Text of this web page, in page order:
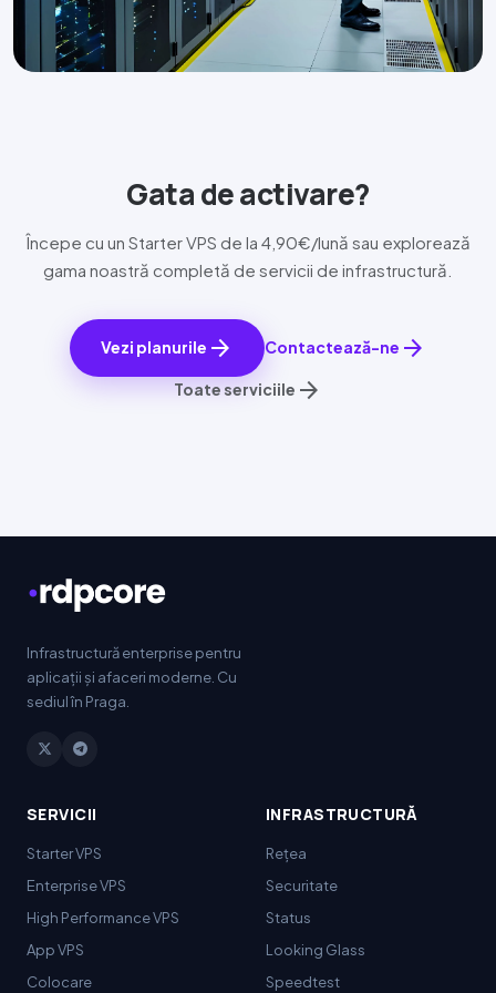
Gata de activare?
Începe cu un Starter VPS de la 4, 90€/lună sau explorează
gama noastră completă de servicii de infrastructură.
Vezi planurile arrow_forward Contactează-ne arrow_forward
Toate serviciile arrow_forward
Infrastructură enterprise pentru
aplicații și afaceri moderne. Cu
sediul în Praga.
SERVICII
Starter VPS
Enterprise VPS
High PerformanceVPS
App VPS
Colocare
INFRASTRUCTURĂ
Rețea
Securitate
Status
Looking Glass
Speedtest